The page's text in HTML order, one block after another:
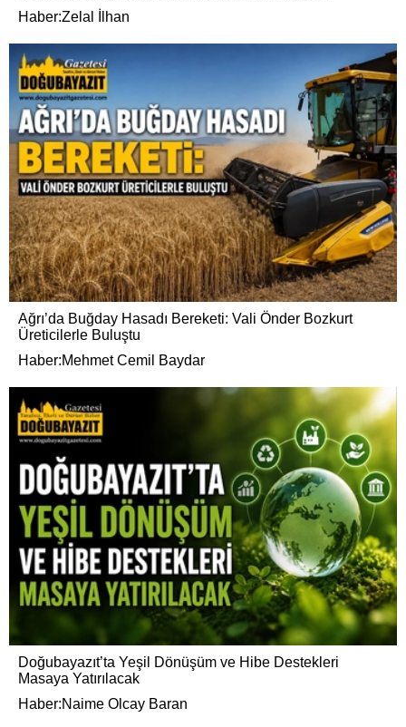
Haber:Zelal İlhan
Ağrı’da Buğday Hasadı Bereketi: Vali Önder Bozkurt
Üreticilerle Buluştu
Haber:Mehmet Cemil Baydar
Doğubayazıt’ta Yeşil Dönüşüm ve Hibe Destekleri
Masaya Yatırılacak
Haber:Naime Olcay Baran